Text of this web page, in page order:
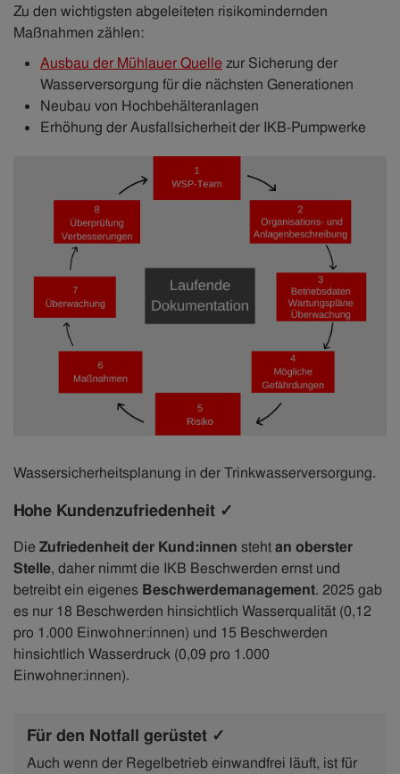
Zu den wichtigsten abgeleiteten risikomindernden
Maßnahmen zählen:
Ausbau der Mühlauer Quelle zur Sicherung der
Wasserversorgung für die nächsten Generationen
Neubau von Hochbehälteranlagen
Erhöhung der Ausfallsicherheit der IKB-Pumpwerke
Wassersicherheitsplanung in der Trinkwasserversorgung.
Hohe Kundenzufriedenheit ✓
Die Zufriedenheit der Kund:innen stehtan oberster
Stelle, daher nimmt die IKB Beschwerden ernst und
betreibt ein eigenes Beschwerdemanagement. 2025 gab
es nur 18 Beschwerden hinsichtlich Wasserqualität (0,12
pro 1.000 Einwohner:innen) und 15 Beschwerden
hinsichtlich Wasserdruck (0,09 pro 1.000
Einwohner:innen).
Für den Notfall gerüstet ✓
Auch wenn der Regelbetrieb einwandfrei läuft, ist für